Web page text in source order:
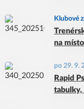
Klubové
na
po 29. 9.
Rapid
tabulky,